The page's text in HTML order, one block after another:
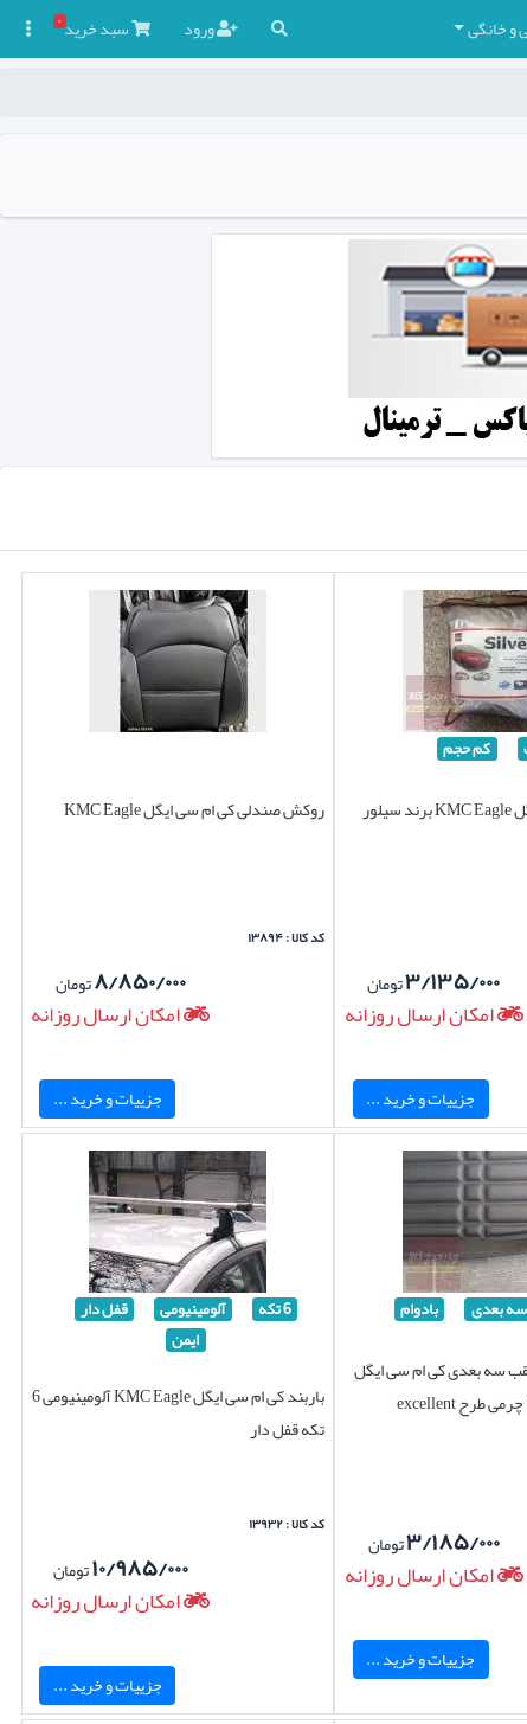
و خانگی ورود سبدخرید۰
کم حجم
چادر کی ام سی ایگل KMC Eagle برند سیلور
۳/۱۳۵/۰۰۰تومان
امکان ارسال روزانه
جزییات و خرید ...
روکش صندلی کی ام سی ایگل KMC Eagle
کد کالا : ۱۳۸۹۴
۸/۸۵۰/۰۰۰تومان
امکان ارسال روزانه
جزییات و خرید ...
سه بعدی بادوام
سه بعدی کی ام سی ایگل
۳/۱۸۵/۰۰۰تومان
امکان ارسال روزانه
جزییات و خرید ...
6 تکه آلومینیومی
قفل دار
ایمن
باربند کی ام سی ایگل KMC Eagle آلومینیومی 6
تکه قفل دار
کد کالا : ۱۳۹۳۲
۱۰/۹۸۵/۰۰۰تومان
امکان ارسال روزانه
جزییات و خرید ...